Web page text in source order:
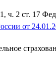
ч. 2 ст. 17
от